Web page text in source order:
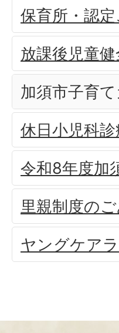
保育所・認
放課後児童
加須市子育
休日小児科
令和8年度加
里親制度の
ヤングケア